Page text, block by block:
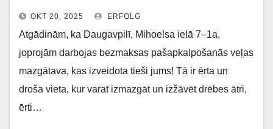
OKT 20, 2025 ERFOLG
Atgādinām, ka Daugavpilī, Mihoelsa ielā 7–1a,
joprojām darbojas bezmaksas pašapkalpošanās veļas
mazgātava, kas izveidota tieši jums! Tā ir ērta un
droša vieta, kur varat izmazgāt un izžāvēt drēbes ātri,
ērti…